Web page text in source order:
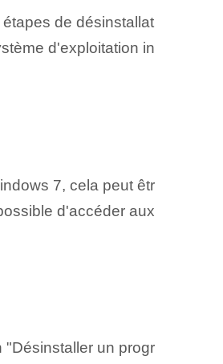
de désinstallat
d'exploitation in
7, cela peut êtr
d'accéder aux
"Désinstaller un progr